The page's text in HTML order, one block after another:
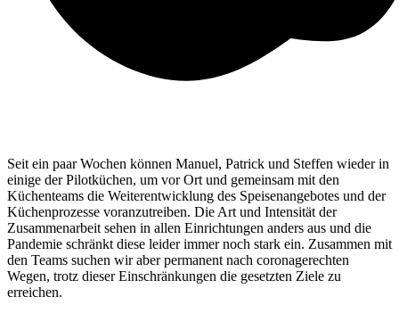
Seit ein paar Wochen können Manuel, Patrick und Steffen wieder in
einige der Pilotküchen, um vor Ort und gemeinsam mit den
Küchenteams die Weiterentwicklung des Speisenangebotes und der
Küchenprozesse voranzutreiben. Die Art und Intensität der
Zusammenarbeit sehen in allen Einrichtungen anders aus und die
Pandemie schränkt diese leider immer noch stark ein. Zusammen mit
den Teams suchen wir aber permanent nach coronagerechten
Wegen, trotz dieser Einschränkungen die gesetzten Ziele zu
erreichen.